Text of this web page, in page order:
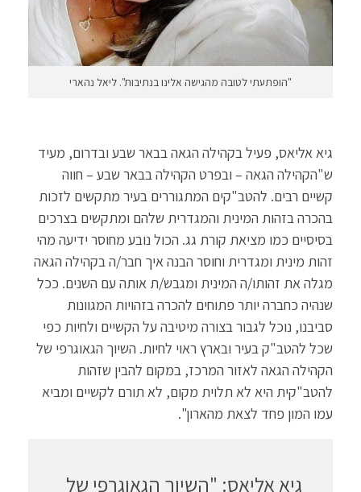
"הופתעתי לטובה מהגישה אלינו בנתיבות". ליאל נהארי
גיא אליאס, פעיל בקהילה הגאה בבאר שבע ובדרום, מעיד
ש"הקהילה הגאה – ובפרט הקהילה בבאר שבע – חווה
קשיים רבים. להטב"קים המתגוררים בעיר מתקשים לזכות
בהכרה בזהות המינית והמגדרית שלהם ומתקשים בצרכים
בסיסיים כמו מציאת קורת גג. הכול נובע מחוסר ידיעה מהי
זהות מינית ומגדרית וחוסר הבנה איך חבר/ה בקהילה הגאה
מגלה את זהותו/ה המינית ומגבש/ת אותה עם השנים. ככל
שנהיה כחברה יותר פתוחים להכרה בזהויות המגוונות
סביבנו, נוכל לגבור בצורה מיטיבה על הקשיים ולחיות כפי
שכל להטב"ק בעיר ובארץ ראוי לחיות. השיוך הגאוגרפי של
הקהילה הגאה לאזור המרכז, במקום להבין שזהות
להטב"קית היא לא תלוית מקום, לא תורם לקשיים ומביא
עמו המון פחד לצאת מהארון".
גיא אליאס: "השיוך הגאוגרפי של